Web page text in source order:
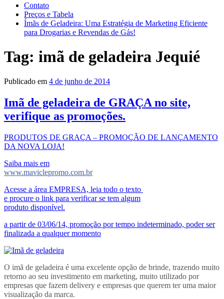
Contato
Preços e Tabela
Ímãs de Geladeira: Uma Estratégia de Marketing Eficiente
para Drogarias e Revendas de Gás!
Tag: imã de geladeira Jequié
Publicado em 4 de junho de 2014
Imã de geladeira de GRAÇA no site,
verifique as promoções.
PRODUTOS DE GRAÇA – PROMOÇÃO DE LANÇAMENTO
DA NOVA LOJA!
Saiba mais em
www.maviclepromo.com.br
Acesse a área EMPRESA, leia todo o texto
e procure o link para verificar se tem algum
produto disponível.
a partir de 03/06/14, promoção por tempo indeterminado, poder ser
finalizada a qualquer momento
O imã de geladeira é uma excelente opção de brinde, trazendo muito
retorno ao seu investimento em marketing, muito utilizado por
empresas que fazem delivery e empresas que querem ter uma maior
visualização da marca.